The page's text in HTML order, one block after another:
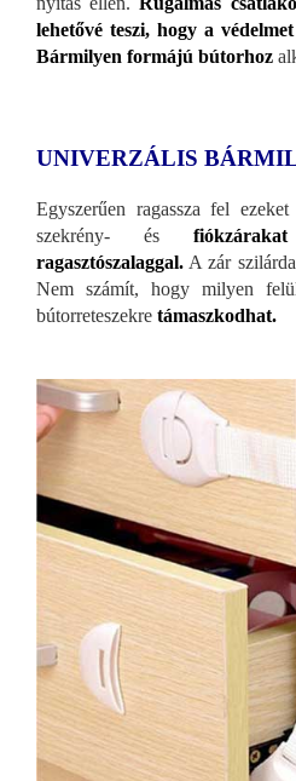
lehetővé teszi, hogy a
Bármilyen formájú bútorhoz
UNIVERZÁLIS
Egyszerűen ragassza fel
szekrény- és
ragasztószalaggal. A zár
Nem számít, hogy milyen
bútorreteszekre támaszkodhat.